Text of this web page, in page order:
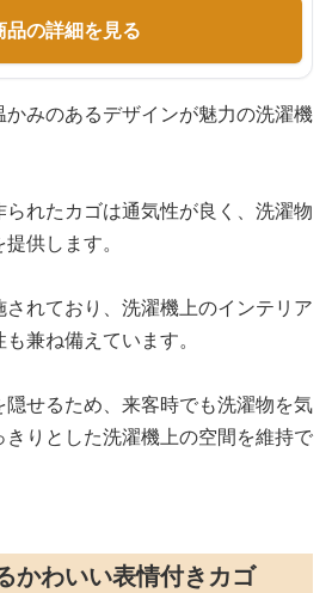
品の詳細を見る
みのあるデザインが魅力の洗濯機
れたカゴは通気性が良く、洗濯物
供します。
れており、洗濯機上のインテリア
兼ね備えています。
せるため、来客時でも洗濯物を気
りとした洗濯機上の空間を維持で
かわいい表情付きカゴ